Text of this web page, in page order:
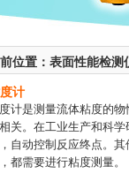
位置： 表面性能检测
计
计是测量流体粘度的
关。在工业生产和科
自动控制反应终点。
都需要进行粘度测量。